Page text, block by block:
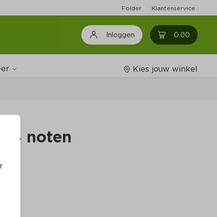
Folder Klantenservice
Inloggen 0.00 0
Kies jouw winkel
4 noten